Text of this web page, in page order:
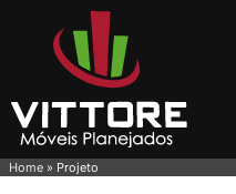
Home » Projeto